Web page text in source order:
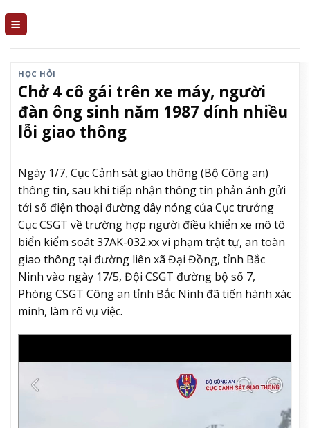
HỌC HỎI
Chở 4 cô gái trên xe máy, người
đàn ông sinh năm 1987 dính nhiều
lỗi giao thông
Ngày 1/7, Cục Cảnh sát giao thông (Bộ Công an)
thông tin, sau khi tiếp nhận thông tin phản ánh gửi
tới số điện thoại đường dây nóng của Cục trưởng
Cục CSGT về trường hợp người điều khiển xe mô tô
biển kiểm soát 37AK-032.xx vi phạm trật tự, an toàn
giao thông tại đường liên xã Đại Đồng, tỉnh Bắc
Ninh vào ngày 17/5, Đội CSGT đường bộ số 7,
Phòng CSGT Công an tỉnh Bắc Ninh đã tiến hành xác
minh, làm rõ vụ việc.